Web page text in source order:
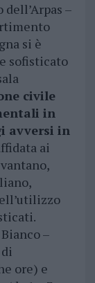
–
si è
sofisticato
civile
in
avversi in
ai
–
ore) e